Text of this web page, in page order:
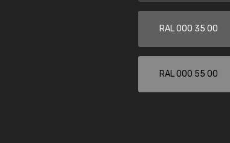
RAL 000 35 00
RAL 000 55 00